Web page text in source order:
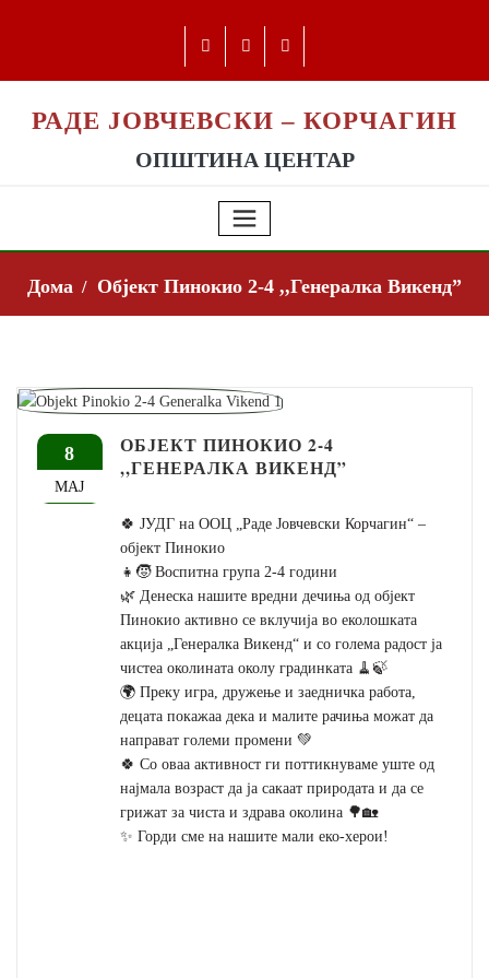
РАДЕ ЈОВЧЕВСКИ – КОРЧАГИН
ОПШТИНА ЦЕНТАР
Дома Објект Пинокио 2-4 ,,Генералка Викенд”
8
МАЈ
ОБЈЕКТ ПИНОКИО 2-4
,,ГЕНЕРАЛКА ВИКЕНД”
🍀 ЈУДГ на ООЦ „Раде Јовчевски Корчагин“ –
објект Пинокио
👧🧒 Воспитна група 2-4 години
🌿 Денеска нашите вредни дечиња од објект
Пинокио активно се вклучија во еколошката
акција „Генералка Викенд“ и со голема радост ја
чистеа околината околу градинката 🧹🍃
🌍 Преку игра, дружење и заедничка работа,
децата покажаа дека и малите рачиња можат да
направат големи промени 💚
🍀 Со оваа активност ги поттикнуваме уште од
најмала возраст да ја сакаат природата и да се
грижат за чиста и здрава околина 🌳🏡
✨ Горди сме на нашите мали еко-херои!